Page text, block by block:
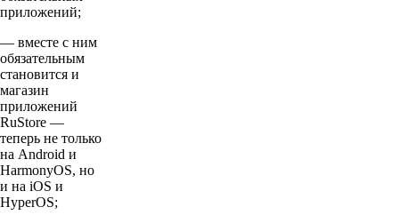
приложений;
— вместе с ним
обязательным
становится и
магазин
приложений
RuStore —
теперь не только
на Android и
HarmonyOS, но
и на iOS и
HyperOS;